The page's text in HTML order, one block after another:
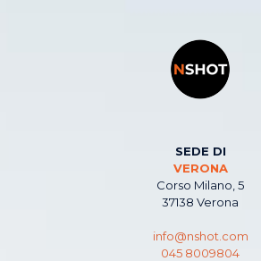
SEDE DI
VERONA
Corso Milano, 5
37138 Verona
info@nshot.com
045 8009804